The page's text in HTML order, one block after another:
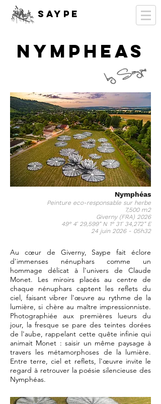
SAYPE
NYMPHEAS
Nymphéas
Peinture eco-responsable sur herbe
7,500 m2
Giverny (FRA) 2026
49° 4’ 29,599” N 1° 31’ 34,272” E
24 juin 2026 - 05h32
Au cœur de Giverny, Saype fait éclore
d'immenses nénuphars comme un
hommage délicat à l'univers de Claude
Monet. Les miroirs placés au centre de
chaque nénuphars captent les reflets du
ciel, faisant vibrer l'œuvre au rythme de la
lumière, si chère au maître impressionniste.
Photographiée aux premières lueurs du
jour, la fresque se pare des teintes dorées
de l'aube, rappelant cette quête infinie qui
animait Monet : saisir un même paysage à
travers les métamorphoses de la lumière.
Entre terre, ciel et reflets, l'œuvre invite le
regard à retrouver la poésie silencieuse des
Nymphéas.